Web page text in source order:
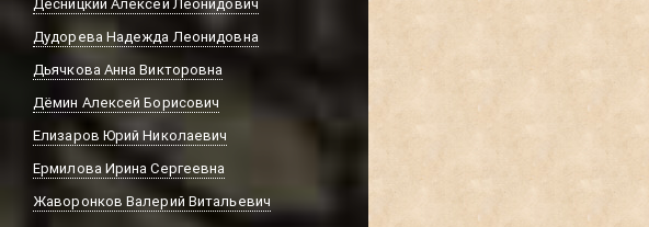
Дудорева Надежда Леонидовна
Дьячкова Анна Викторовна
Дёмин Алексей Борисович
Елизаров Юрий Николаевич
Ермилова Ирина Сергеевна
Жаворонков Валерий Витальевич